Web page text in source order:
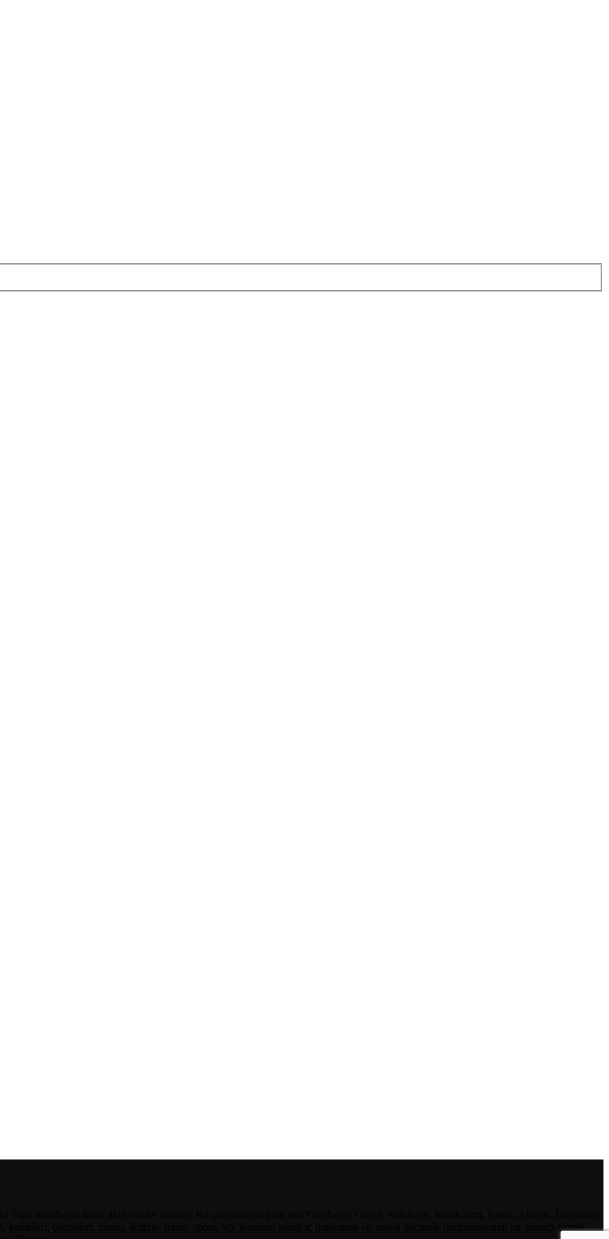
çocukları, insanı, doğayı, dansı, sporu, vb. konuları kendi iç dünyamla ve hayal gücümle harmanlayarak bir sanatçı olarak